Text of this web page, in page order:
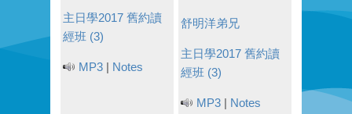
主日學2017 舊約讀
經班 (3)
MP3 | Notes
舒明洋弟兄
主日學2017 舊約讀
經班 (3)
MP3 | Notes